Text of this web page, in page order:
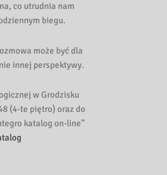
co utrudnia nam
biegu.
może być dla
innej perspektywy.
w Grodzisku
(4-te piętro) oraz do
katalog on-line”